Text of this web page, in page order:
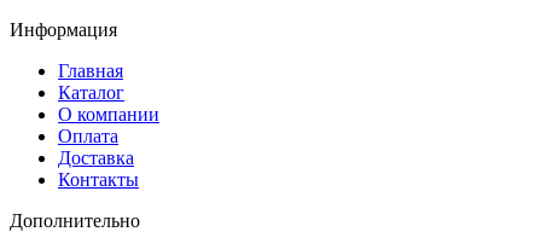
Информация
Главная
Каталог
О компании
Оплата
Доставка
Контакты
Дополнительно